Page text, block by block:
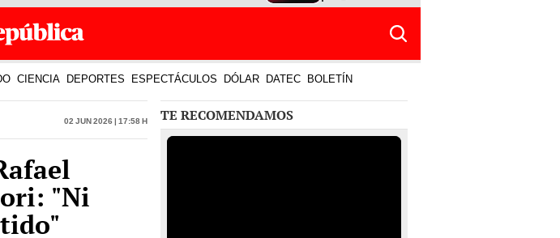
CIENCIA DEPORTES ESPECTÁCULOS DÓLAR DATEC BOLETÍN
02 Jun 2026 | 17:58 h
"Ni
TE RECOMENDAMOS